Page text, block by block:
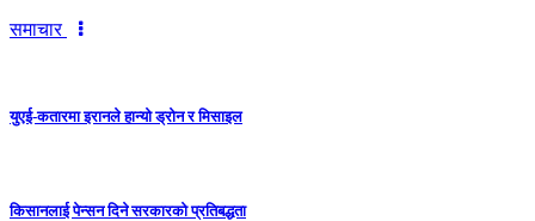
समाचार
युएई-कतारमा इरानले हान्यो ड्रोन र मिसाइल
किसानलाई पेन्सन दिने सरकारको प्रतिबद्धता